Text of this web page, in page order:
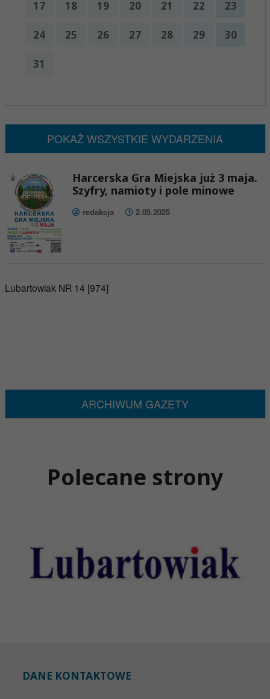
17 18 19 20 21 22 23
24 25 26 27 28 29 30
31
POKAŻ WSZYSTKIE WYDARZENIA
Harcerska Gra Miejska już 3 maja.
Szyfry, namioty i pole minowe
redakcja 2.05.2025
Lubartowiak NR 14 [974]
ARCHIWUM GAZETY
Polecane strony
DANE KONTAKTOWE